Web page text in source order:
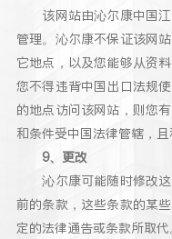
该网站由沁尔康中国江
管理。沁尔康不保证该网
它地点，以及您能够从资
您不得违背中国出口法规
的地点访问该网站，则您
和条件受中国法律管辖，且
9、更改
沁尔康可能随时修改这
前的条款，这些条款的某
定的法律通告或条款所取代